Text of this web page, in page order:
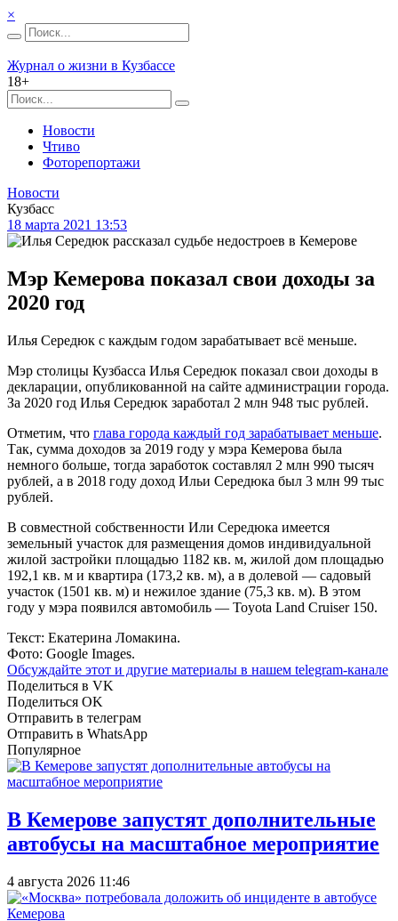
×
Журнал о жизни в Кузбассе
18+
Новости
Чтиво
Фоторепортажи
Новости
Кузбасс
18 марта 2021 13:53
Мэр Кемерова показал свои доходы за
2020 год
Илья Середюк с каждым годом зарабатывает всё меньше.
Мэр столицы Кузбасса Илья Середюк показал свои доходы в
декларации, опубликованной на сайте администрации города.
За 2020 год Илья Середюк заработал 2 млн 948 тыс рублей.
Отметим, что глава города каждый год зарабатывает меньше.
Так, сумма доходов за 2019 году у мэра Кемерова была
немного больше, тогда заработок составлял 2 млн 990 тысяч
рублей, а в 2018 году доход Ильи Середюка был 3 млн 99 тыс
рублей.
В совместной собственности Или Середюка имеется
земельный участок для размещения домов индивидуальной
жилой застройки площадью 1182 кв. м, жилой дом площадью
192,1 кв. м и квартира (173,2 кв. м), а в долевой — садовый
участок (1501 кв. м) и нежилое здание (75,3 кв. м). В этом
году у мэра появился автомобиль — Toyota Land Cruiser 150.
Текст: Екатерина Ломакина.
Фото: Google Images.
Обсуждайте этот и другие материалы в нашем telegram-канале
Поделиться в VK
Поделиться OK
Отправить в телеграм
Отправить в WhatsApp
Популярное
В Кемерове запустят дополнительные
автобусы на масштабное мероприятие
4 августа 2026 11:46